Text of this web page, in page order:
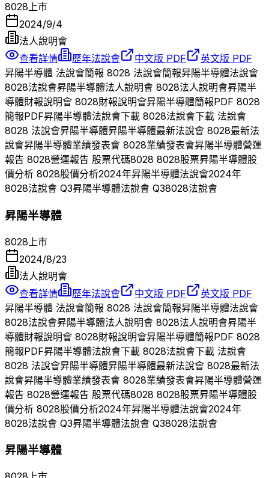
8028上市
2024/9/4
法人說明會
查看詳情
歷年法說會 中文版 PDF
英文版 PDF
昇陽半導體 法說會簡報 8028 法說會簡報昇陽半導體法說會
8028法說會昇陽半導體法人說明會 8028法人說明會昇陽半
導體財報說明會 8028財報說明會昇陽半導體簡報PDF 8028
簡報PDF昇陽半導體法說會下載 8028法說會下載 法說會
8028 法說會昇陽半導體昇陽半導體最新法說會 8028最新法
說會昇陽半導體業績發表會 8028業績發表會昇陽半導體營運
報告 8028營運報告 股票代碼8028 8028股票昇陽半導體股
價分析 8028股價分析2024年昇陽半導體法說會2024年
8028法說會 Q3昇陽半導體法說會 Q38028法說會
昇陽半導體
8028 上市
2024/8/23
法人說明會
查看詳情
歷年法說會 中文版 PDF
英文版 PDF
昇陽半導體 法說會簡報 8028 法說會簡報昇陽半導體法說會
8028法說會昇陽半導體法人說明會 8028法人說明會昇陽半
導體財報說明會 8028財報說明會昇陽半導體簡報PDF 8028
簡報PDF昇陽半導體法說會下載 8028法說會下載 法說會
8028 法說會昇陽半導體昇陽半導體最新法說會 8028最新法
說會昇陽半導體業績發表會 8028業績發表會昇陽半導體營運
報告 8028營運報告 股票代碼8028 8028股票昇陽半導體股
價分析 8028股價分析2024年昇陽半導體法說會2024年
8028法說會 Q3昇陽半導體法說會 Q38028法說會
昇陽半導體